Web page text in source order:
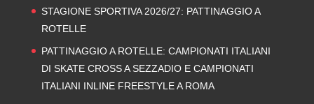
STAGIONE SPORTIVA 2026/27: PATTINAGGIO A
ROTELLE
PATTINAGGIO A ROTELLE: CAMPIONATI ITALIANI
DI SKATE CROSS A SEZZADIO E CAMPIONATI
ITALIANI INLINE FREESTYLE A ROMA